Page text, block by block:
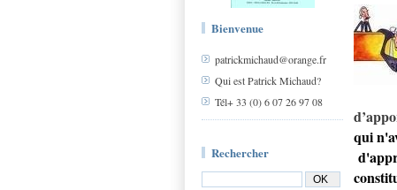
Bienvenue
patrickmichaud@orange.fr
Qui est Patrick Michaud?
Tél+ 33 (0) 6 07 26 97 08
Rechercher
qui